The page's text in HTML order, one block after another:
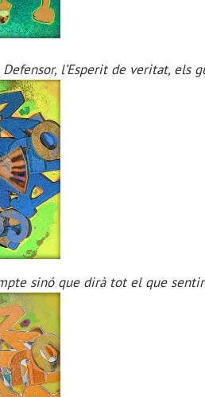
l’Esperit de veritat, els
sinó que dirà tot el que